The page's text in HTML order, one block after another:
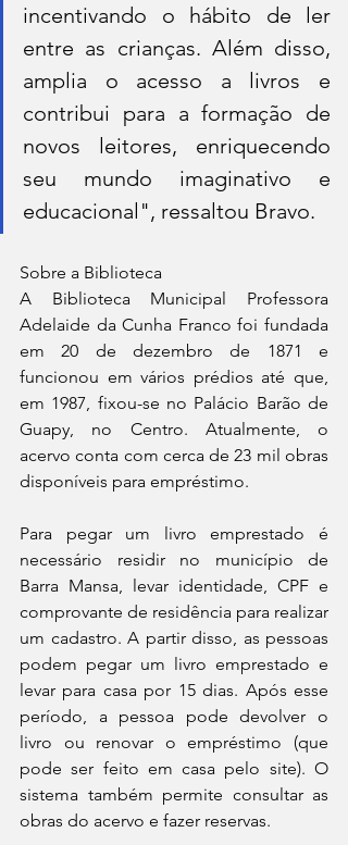
incentivando o hábito de ler
entre as crianças. Além disso,
amplia o acesso a livros e
contribui para a formação de
novos leitores, enriquecendo
seu mundo imaginativo e
educacional", ressaltou Bravo.
Sobre a Biblioteca
A Biblioteca Municipal Professora
Adelaide da Cunha Franco foi fundada
em 20 de dezembro de 1871 e
funcionou em vários prédios até que,
em 1987, fixou-se no Palácio Barão de
Guapy, no Centro. Atualmente, o
acervo conta com cerca de 23 mil obras
disponíveis para empréstimo.
Para pegar um livro emprestado é
necessário residir no município de
Barra Mansa, levar identidade, CPF e
comprovante de residência para realizar
um cadastro. A partir disso, as pessoas
podem pegar um livro emprestado e
levar para casa por 15 dias. Após esse
período, a pessoa pode devolver o
livro ou renovar o empréstimo (que
pode ser feito em casa pelo site). O
sistema também permite consultar as
obras do acervo e fazer reservas.